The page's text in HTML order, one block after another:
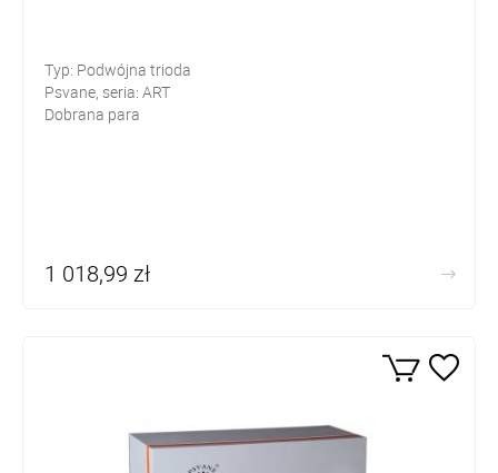
Typ: Podwójna trioda
Psvane, seria: ART
Dobrana para
1 018,99 zł